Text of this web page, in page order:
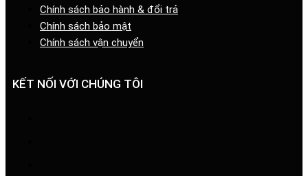
Chính sách bảo hành & đổi trả
Chính sách bảo mật
Chính sách vận chuyển
KẾT NỐI VỚI CHÚNG TÔI